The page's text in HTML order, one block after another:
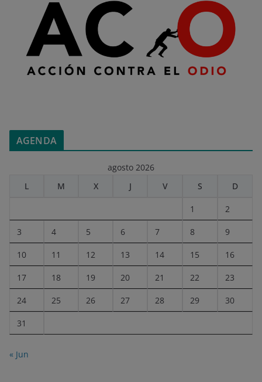
AGENDA
agosto 2026
L
M X J V S D
1 2
3 4 5 6 7 8 9
10 11 12 13 14 15 16
17 18 19 20 21 22 23
24 25 26 27 28 29 30
31
« Jun